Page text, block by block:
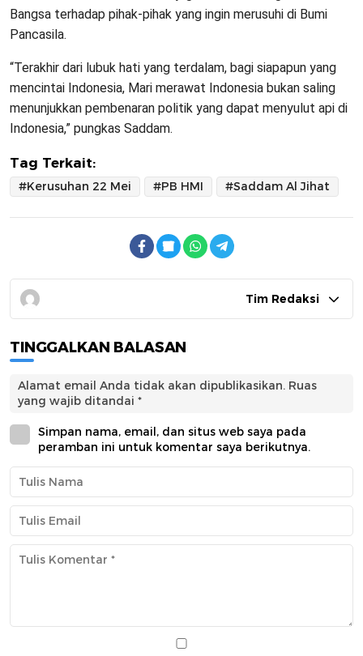
Bangsa terhadap pihak-pihak yang ingin merusuhi di Bumi
Pancasila.
“Terakhir dari lubuk hati yang terdalam, bagi siapapun yang
mencintai Indonesia, Mari merawat Indonesia bukan saling
menunjukkan pembenaran politik yang dapat menyulut api di
Indonesia,” pungkas Saddam.
Tag Terkait:
#Kerusuhan 22 Mei #PB HMI #Saddam Al Jihat
Tim Redaksi
TINGGALKAN BALASAN
Alamat email Anda tidak akan dipublikasikan. Ruas
yang wajib ditandai *
Simpan nama, email, dan situs web saya pada
peramban ini untuk komentar saya berikutnya.